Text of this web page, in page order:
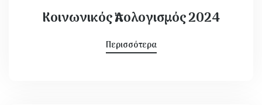
Κοινωνικός Ἀπολογισμός 2024
Περισσότερα